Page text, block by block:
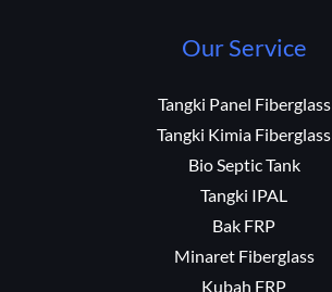
Our Service
Tangki Panel Fiberglass
Tangki Kimia Fiberglass
Bio Septic Tank
Tangki IPAL
Bak FRP
Minaret Fiberglass
Kubah FRP